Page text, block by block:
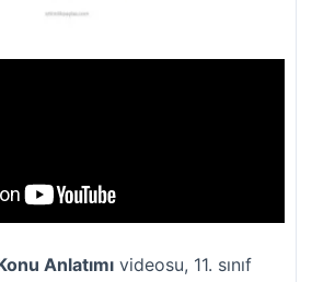
Anlatımı videosu, 11. sınıf